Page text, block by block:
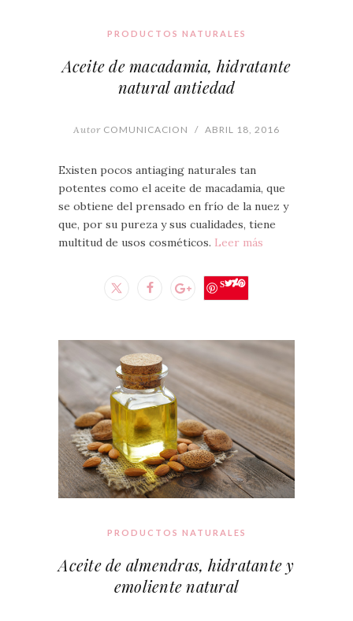
PRODUCTOS NATURALES
Aceite de macadamia, hidratante
natural antiedad
Autor COMUNICACION / ABRIL 18, 2016
Existen pocos antiaging naturales tan
potentes como el aceite de macadamia, que
se obtiene del prensado en frío de la nuez y
que, por su pureza y sus cualidades, tiene
multitud de usos cosméticos. Leer más
Save
PRODUCTOS NATURALES
Aceite de almendras, hidratante y
emoliente natural